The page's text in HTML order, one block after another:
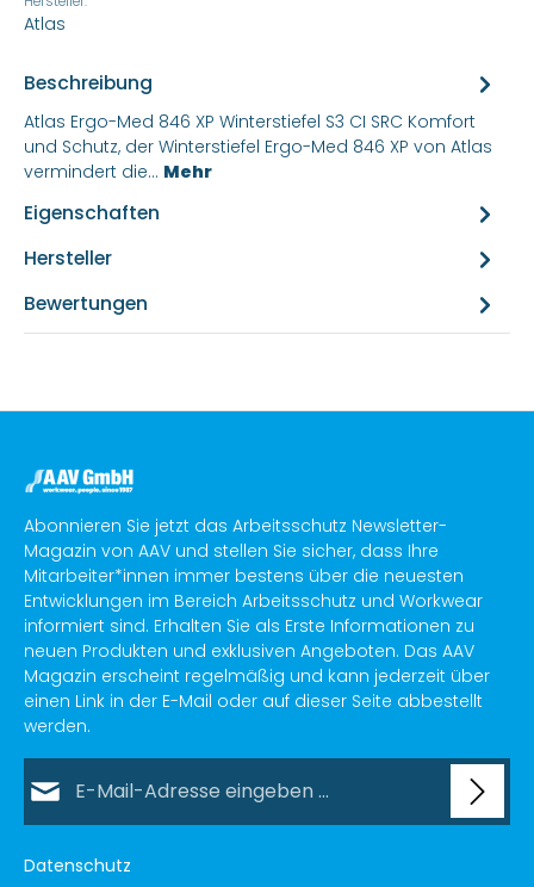
Atlas
Beschreibung
Atlas Ergo-Med 846 XP Winterstiefel S3 CI SRC Komfort
und Schutz, der Winterstiefel Ergo-Med 846 XP von Atlas
vermindert die… Mehr
Eigenschaften
Hersteller
Bewertungen
Abonnieren Sie jetzt das Arbeitsschutz Newsletter-
Magazin von AAV und stellen Sie sicher, dass Ihre
Mitarbeiter*innen immer bestens über die neuesten
Entwicklungen im Bereich Arbeitsschutz und Workwear
informiert sind. Erhalten Sie als Erste Informationen zu
neuen Produkten und exklusiven Angeboten. Das AAV
Magazin erscheint regelmäßig und kann jederzeit über
einen Link in der E-Mail oder auf dieser Seite abbestellt
werden.
Datenschutz